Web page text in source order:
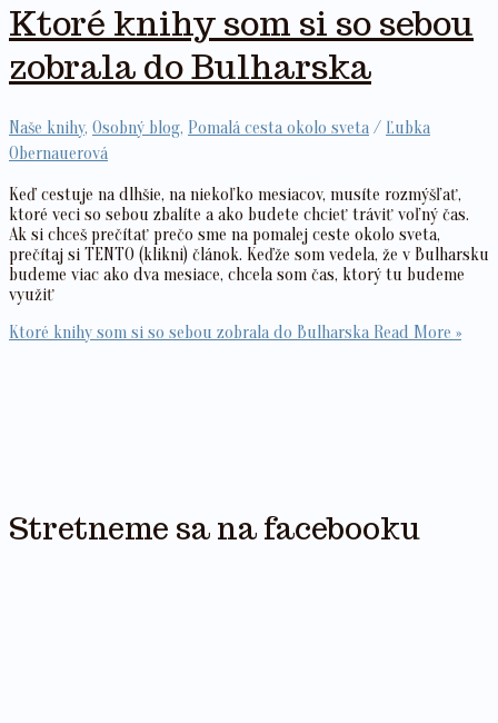
Ktoré knihy som si so sebou
zobrala do Bulharska
Naše knihy, Osobný blog, Pomalá cesta okolo sveta / Ľubka
Obernauerová
Keď cestuje na dlhšie, na niekoľko mesiacov, musíte rozmýšľať,
ktoré veci so sebou zbalíte a ako budete chcieť tráviť voľný čas.
Ak si chceš prečítať prečo sme na pomalej ceste okolo sveta,
prečítaj si TENTO (klikni) článok. Keďže som vedela, že v Bulharsku
budeme viac ako dva mesiace, chcela som čas, ktorý tu budeme
využiť
Ktoré knihy som si so sebou zobrala do Bulharska Read More »
Stretneme sa na facebooku